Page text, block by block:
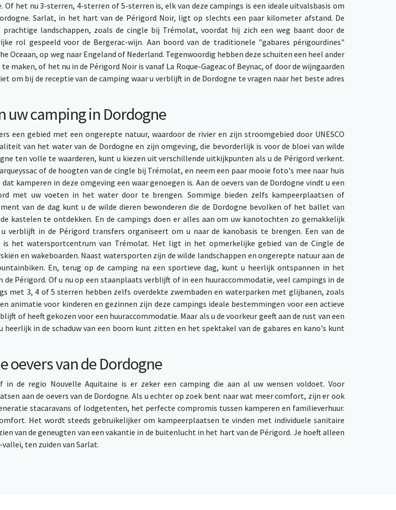
Of het nu 3-sterren, 4-sterren of 5-sterren is, elk van deze campings is een ideale uitvalsbasis om
Sarlat, in het hart van de Périgord Noir, ligt op slechts een paar kilometer afstand. De
landschappen, zoals de cingle bij Trémolat, voordat hij zich een weg baant door de
rol gespeeld voor de Bergerac-wijn. Aan boord van de traditionele "gabares périgourdines"
Oceaan, op weg naar Engeland of Nederland. Tegenwoordig hebben deze schuiten een heel ander
maken, of het nu in de Périgord Noir is vanaf La Roque-Gageac of Beynac, of door de wijngaarden
om bij de receptie van de camping waar u verblijft in de Dordogne te vragen naar het beste adres
uw camping in Dordogne
een gebied met een ongerepte natuur, waardoor de rivier en zijn stroomgebied door UNESCO
van het water van de Dordogne en zijn omgeving, die bevorderlijk is voor de bloei van wilde
ten volle te waarderen, kunt u kiezen uit verschillende uitkijkpunten als u de Périgord verkent.
of de hoogten van de cingle bij Trémolat, en neem een paar mooie foto's mee naar huis
kamperen in deze omgeving een waar genoegen is. Aan de oevers van de Dordogne vindt u een
met uw voeten in het water door te brengen. Sommige bieden zelfs kampeerplaatsen of
van de dag kunt u de wilde dieren bewonderen die de Dordogne bevolken of het ballet van
kastelen te ontdekken. En de campings doen er alles aan om uw kanotochten zo gemakkelijk
in de Périgord transfers organiseert om u naar de kanobasis te brengen. Een van de
het watersportcentrum van Trémolat. Het ligt in het opmerkelijke gebied van de Cingle de
en wakeboarden. Naast watersporten zijn de wilde landschappen en ongerepte natuur aan de
En, terug op de camping na een sportieve dag, kunt u heerlijk ontspannen in het
Périgord. Of u nu op een staanplaats verblijft of in een huuraccommodatie, veel campings in de
met 3, 4 of 5 sterren hebben zelfs overdekte zwembaden en waterparken met glijbanen, zoals
animatie voor kinderen en gezinnen zijn deze campings ideale bestemmingen voor een actieve
of heeft gekozen voor een huuraccommodatie. Maar als u de voorkeur geeft aan de rust van een
in de schaduw van een boom kunt zitten en het spektakel van de gabares en kano's kunt
oevers van de Dordogne
de regio Nouvelle Aquitaine is er zeker een camping die aan al uw wensen voldoet. Voor
aan de oevers van de Dordogne. Als u echter op zoek bent naar wat meer comfort, zijn er ook
stacaravans of lodgetenten, het perfecte compromis tussen kamperen en familieverhuur.
Het wordt steeds gebruikelijker om kampeerplaatsen te vinden met individuele sanitaire
van de geneugten van een vakantie in de buitenlucht in het hart van de Périgord. Je hoeft alleen
ten zuiden van Sarlat.